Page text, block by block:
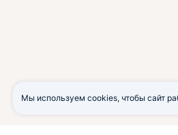
Мы используем cookies, чтобы сайт